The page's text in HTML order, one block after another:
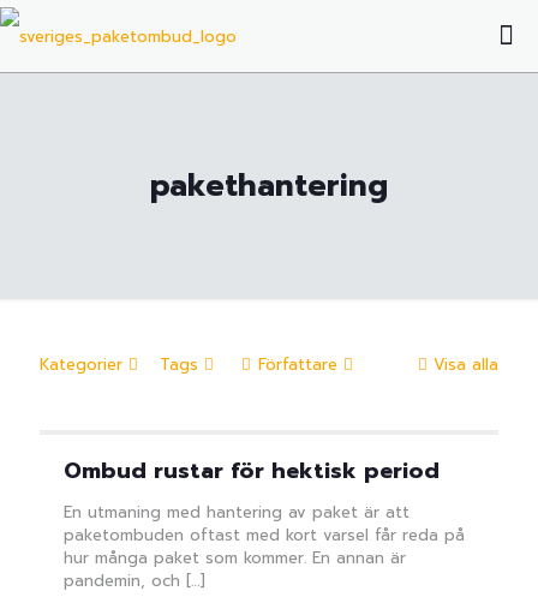
pakethantering
Kategorier Tags Författare Visa alla
Ombud rustar för hektisk period
En utmaning med hantering av paket är att
paketombuden oftast med kort varsel får reda på
hur många paket som kommer. En annan är
pandemin, och […]